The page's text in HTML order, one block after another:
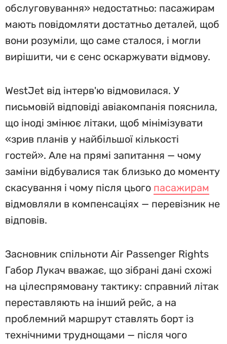
обслуговування» недостатньо: пасажирам
мають повідомляти достатньо деталей, щоб
вони розуміли, що саме сталося, і могли
вирішити, чи є сенс оскаржувати відмову.
WestJet від інтерв'ю відмовилася. У
письмовій відповіді авіакомпанія пояснила,
що іноді змінює літаки, щоб мінімізувати
«зрив планів у найбільшої кількості
гостей». Але на прямі запитання — чому
заміни відбувалися так близько до моменту
скасування і чому після цього пасажирам
відмовляли в компенсаціях — перевізник не
відповів.
Засновник спільноти Air Passenger Rights
Габор Лукач вважає, що зібрані дані схожі
на цілеспрямовану тактику: справний літак
переставляють на інший рейс, а на
проблемний маршрут ставлять борт із
технічними труднощами — після чого